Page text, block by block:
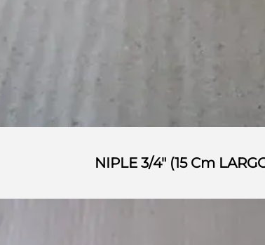
NIPLE 3/4″ (15 Cm